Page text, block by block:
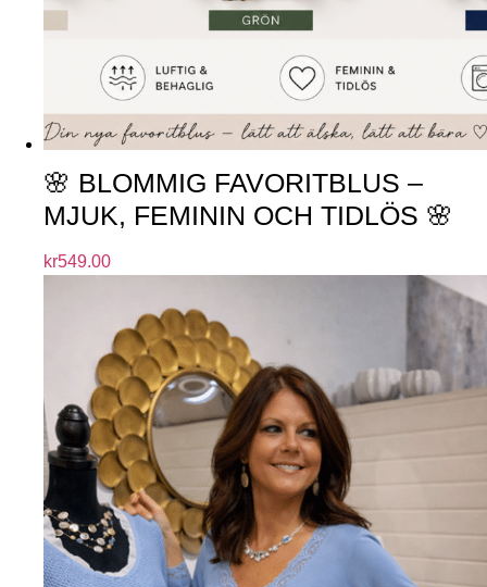
🌸 BLOMMIG FAVORITBLUS –
MJUK, FEMININ OCH TIDLÖS 🌸
kr549.00